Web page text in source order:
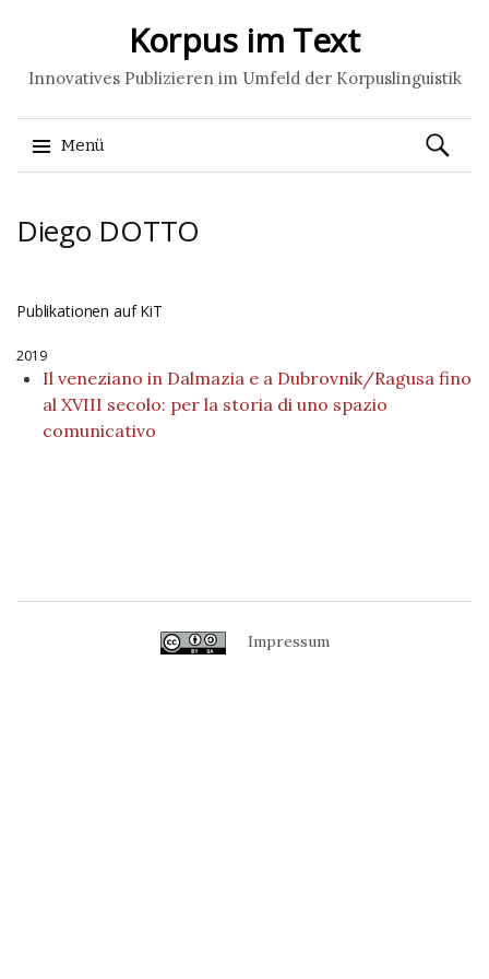
Korpus im Text
Innovatives Publizieren im Umfeld der Korpuslinguistik
Menü
zum
Inhalt
Suchen
nach:
Diego DOTTO
Publikationen auf KiT
2019
Il veneziano in Dalmazia e a Dubrovnik/Ragusa fino
al XVIII secolo: per la storia di uno spazio
comunicativo
Impressum